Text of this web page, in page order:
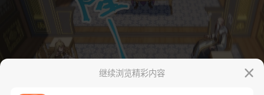
继续浏览精彩内容